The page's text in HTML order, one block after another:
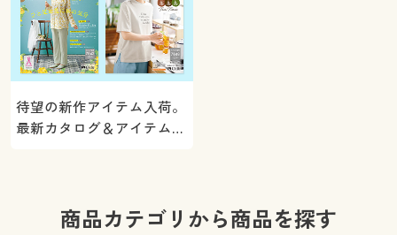
待望の新作アイテム入荷。
最新カタログ＆アイテムを
商品カテゴリから商品を探す